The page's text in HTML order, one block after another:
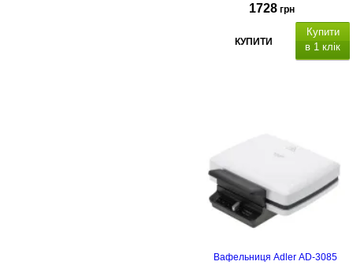
1728 грн
КУПИТИ
Купити
в 1 клік
Вафельниця Adler AD-3085